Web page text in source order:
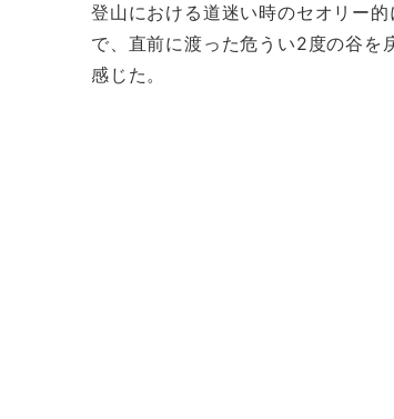
登山における道迷い時のセオリー
で、直前に渡った危うい2度の谷を
感じた。